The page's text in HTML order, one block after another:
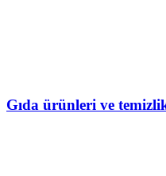
Gıda ürünleri ve